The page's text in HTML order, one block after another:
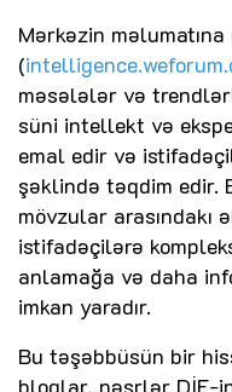
Mərkəzin
(
məsələlər və
süni intellekt və
emal edir və
şəklində təqdim
mövzular arasındakı
istifadəçilərə
anlamağa və daha
imkan yaradır.
Bu təşəbbüsün bir
bloqlar, nəşrlər DİF-